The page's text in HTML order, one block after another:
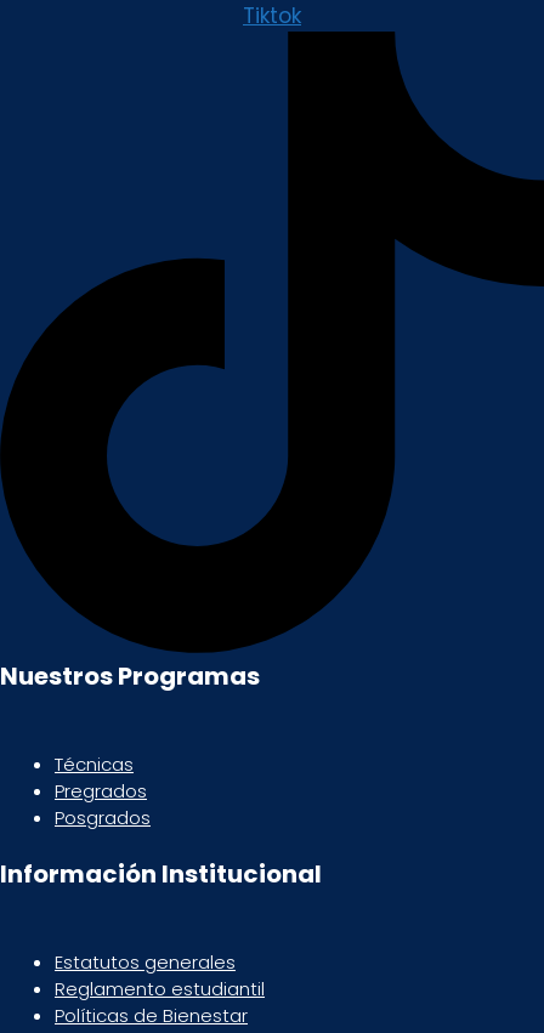
Tiktok
Nuestros Programas
Técnicas
Pregrados
Posgrados
Información Institucional
Estatutos generales
Reglamento estudiantil
Políticas de Bienestar